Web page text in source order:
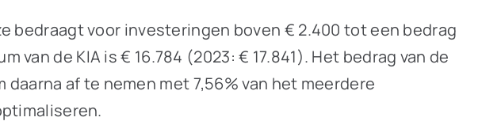
bedraagt voor investeringen boven € 2.400 tot een bedrag
de KIA is € 16.784 (2023: € 17.841). Het bedrag van de
af te nemen met 7,56% van het meerdere